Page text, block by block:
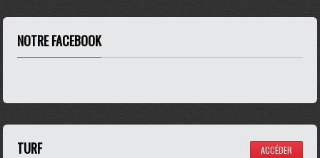
NOTRE FACEBOOK
TURF ACCÉDER